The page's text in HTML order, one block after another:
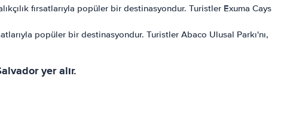
fırsatlarıyla popüler bir destinasyondur. Turistler Exuma Cays
popüler bir destinasyondur. Turistler Abaco Ulusal Parkı'nı,
yer alır.